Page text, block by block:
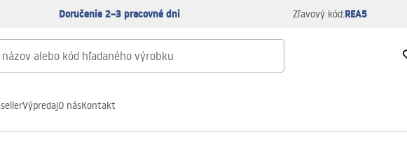
Doručenie 2–3 pracovné dni Zľavový kód:REA5
VýpredajO násKontakt